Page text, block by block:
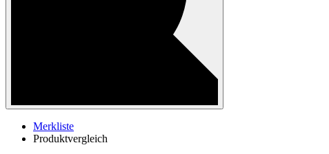
Merkliste
Produktvergleich